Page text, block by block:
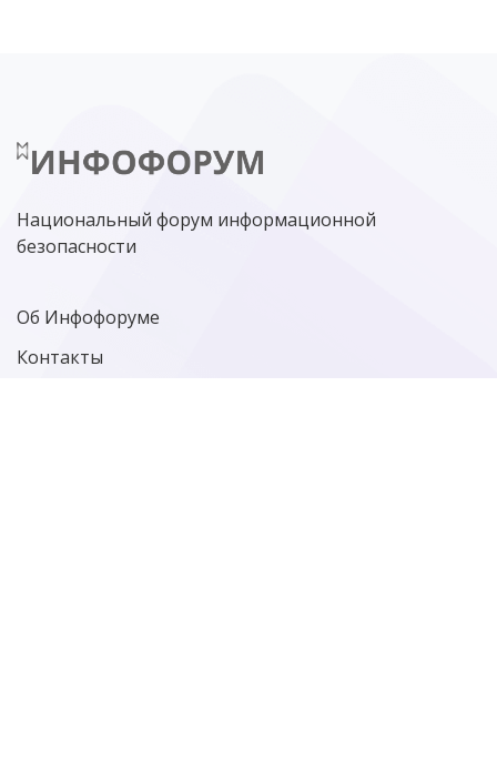
МИНЦИФРЫ РОССИИ NGFW
Национальный форум информационной
безопасности
Об Инфофоруме
Контакты